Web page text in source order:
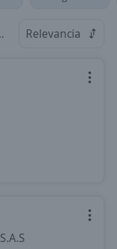
Relevancia